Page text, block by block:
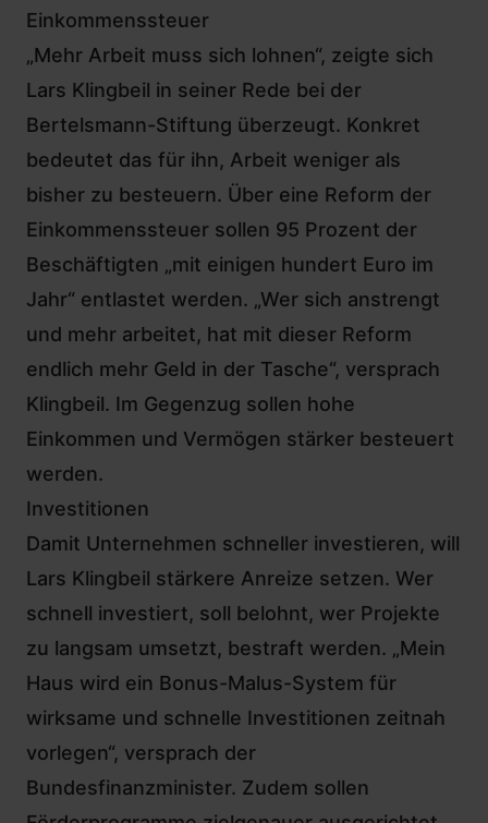
Einkommenssteuer
„Mehr Arbeit muss sich lohnen“, zeigte sich
Lars Klingbeil in seiner Rede bei der
Bertelsmann-Stiftung überzeugt. Konkret
bedeutet das für ihn, Arbeit weniger als
bisher zu besteuern. Über eine Reform der
Einkommenssteuer sollen 95 Prozent der
Beschäftigten „mit einigen hundert Euro im
Jahr“ entlastet werden. „Wer sich anstrengt
und mehr arbeitet, hat mit dieser Reform
endlich mehr Geld in der Tasche“, versprach
Klingbeil. Im Gegenzug sollen hohe
Einkommen und Vermögen stärker besteuert
werden.
Investitionen
Damit Unternehmen schneller investieren, will
Lars Klingbeil stärkere Anreize setzen. Wer
schnell investiert, soll belohnt, wer Projekte
zu langsam umsetzt, bestraft werden. „Mein
Haus wird ein Bonus-Malus-System für
wirksame und schnelle Investitionen zeitnah
vorlegen“, versprach der
Bundesfinanzminister. Zudem sollen